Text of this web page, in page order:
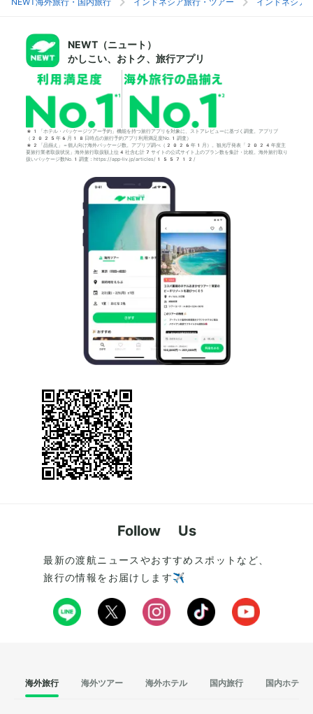
NEWT（ニュート）
かしこい、おトク、旅行アプリ
*1「ホテル・パッケージツアー予約」機能を持つ旅行アプリを対象に、ストアレビューに基づく調査。アプリブ
（2025年6月18日時点の旅行予約アプリ利用満足度No.1調査）
*2「品揃え」＝個人向け海外パッケージ数。アプリブ調べ（2026年1月）。観光庁発表「2024年度主
要旅行業者取扱状況」海外旅行取扱額上位4社含む計7サイトの公式サイト上のプラン数を集計・比較。海外旅行取り
扱いパッケージ数No.1調査：https://app-liv.jp/articles/155712/
Follow Us
最新の渡航ニュースやおすすめスポットなど、
旅行の情報をお届けします✈️
海外旅行 海外ツアー 海外ホテル 国内旅行 国内ホテル